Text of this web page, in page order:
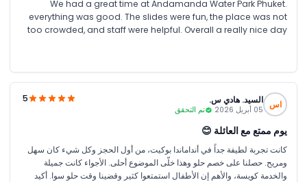
We had a great time at Andamanda Water Park Phuket.
everything was good. The slides were fun, the place was not
too crowded, and staff were helpful. Overall a really nice day
اس السيد. هادي س.
05 أبريل 2026 تم التحقق
5
يوم ممتع مع العائلة 😊
كانت تجربة لطيفة جداً في أنداماندا بوكيت، من أول الحجز وكل شيء كان سهل
ومريح. حصلنا على خصم حلو وهذا خلّى الموضوع أحلى. الأجواء كانت جميلة
والخدمة كويسة، والأهم إن الأطفال استمتعوا كثير وقضينا وقت حلو سوا. أكيد